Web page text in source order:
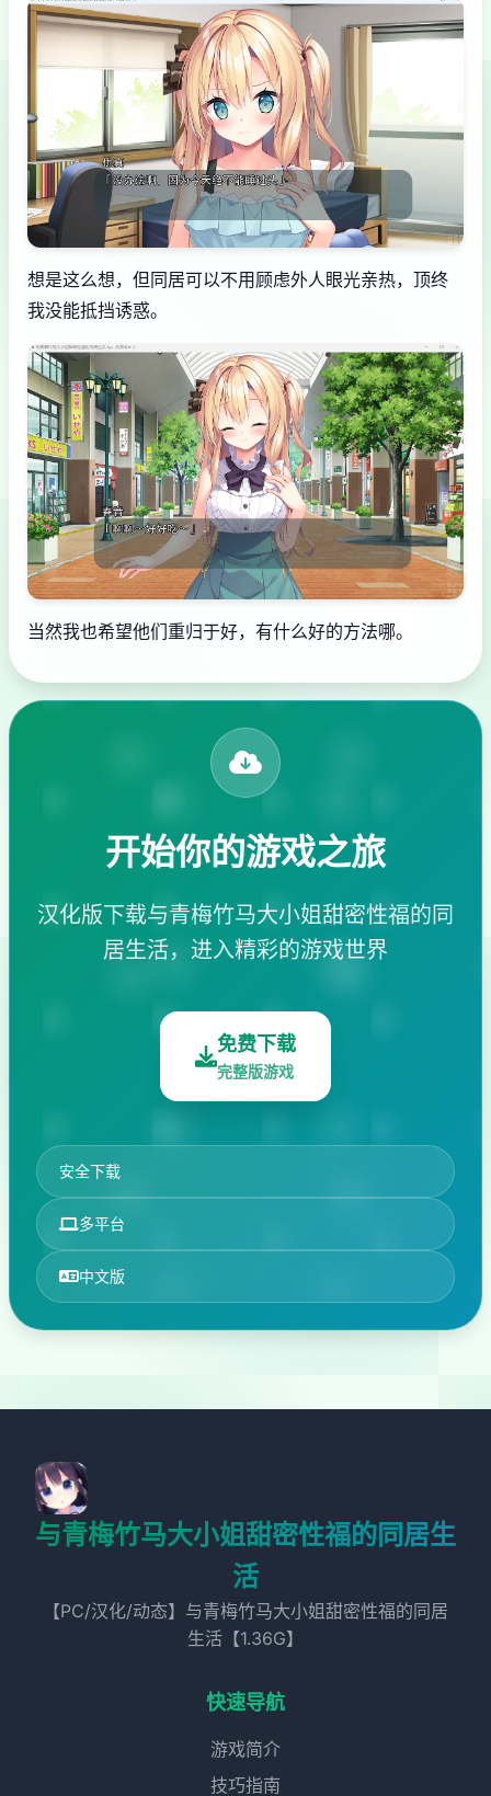
想是这么想，但同居可以不用顾虑外人眼光亲热，顶终
我没能抵挡诱惑。
当然我也希望他们重归于好，有什么好的方法哪。
开始你的游戏之旅
汉化版下载与青梅竹马大小姐甜密性福的同
居生活，进入精彩的游戏世界
免费下载
完整版游戏
安全下载
多平台
中文版
与青梅竹马大小姐甜密性福的同居生
活
【PC/汉化/动态】与青梅竹马大小姐甜密性福的同居
生活【1.36G】
快速导航
游戏简介
技巧指南